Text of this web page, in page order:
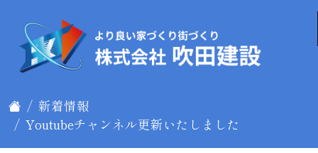
新着情報
Youtubeチャンネル更新いたしました